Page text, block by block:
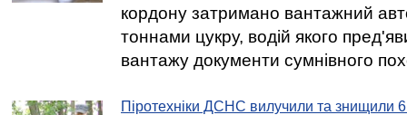
кордону затримано вантажний
тоннами цукру, водій якого
вантажу документи сумнівного
Піротехніки ДСНС вилучили та знищили 6